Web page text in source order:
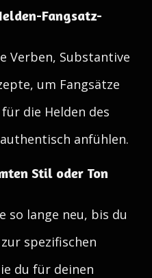
Fangsatz-
Verben, Substantive
um Fangsätze
die Helden des
anfühlen.
Stil oder Ton
so lange neu, bis du
spezifischen
du für deinen